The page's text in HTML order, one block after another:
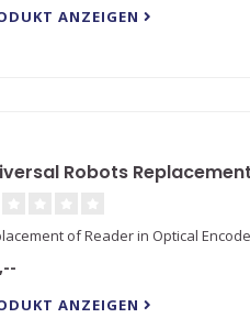
ANZEIGEN
Robots
of Reader in Optical
ANZEIGEN